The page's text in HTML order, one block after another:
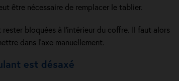
être nécessaire de remplacer le tablier.
bloquées à l’intérieur du coffre. Il faut alors
dans l’axe manuellement.
est désaxé